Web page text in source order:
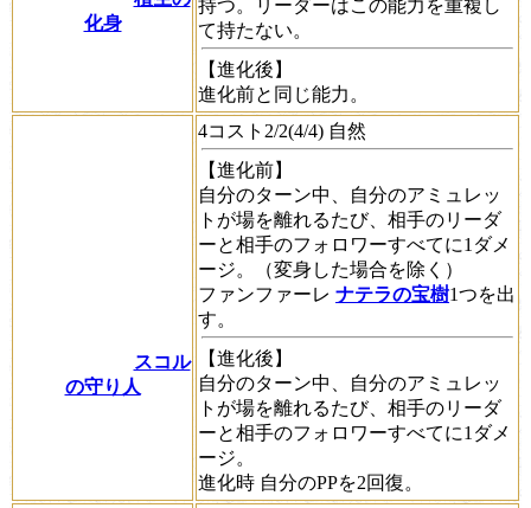
化身
持つ。リーダーはこの能力を重複し
て持たない。
【進化後】
進化前と同じ能力。
スコル
の守り人
4コスト2/2(4/4) 自然
【進化前】
自分のターン中、自分のアミュレッ
トが場を離れるたび、相手のリーダ
ーと相手のフォロワーすべてに1ダメ
ージ。（変身した場合を除く）
ファンファーレ ナテラの宝樹1つを出
す。
【進化後】
自分のターン中、自分のアミュレッ
トが場を離れるたび、相手のリーダ
ーと相手のフォロワーすべてに1ダメ
ージ。
進化時 自分のPPを2回復。